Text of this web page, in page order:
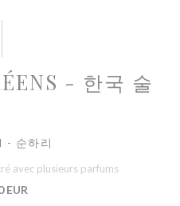
- 한국 술
- 순하리
avec plusieurs parfums
EUR